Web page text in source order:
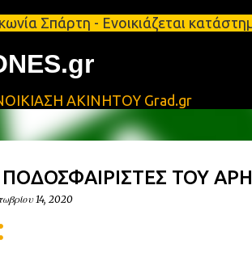
- Ενοικιάζεται
ΑΚΙΝΗΤΟΥ Grad.gr
ΠΟΔΟΣΦΑΙΡΙΣΤΕΣ ΤΟΥ
14, 2020